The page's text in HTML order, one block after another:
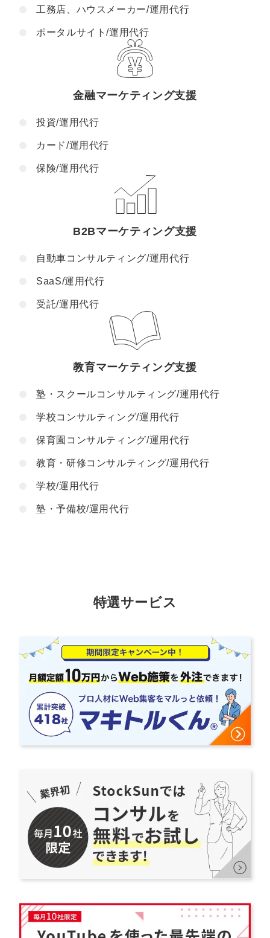
工務店、ハウスメーカー/運用代行
ポータルサイト/運用代行
金融マーケティング支援
投資/運用代行
カード/運用代行
保険/運用代行
B2Bマーケティング支援
自動車コンサルティング/運用代行
SaaS/運用代行
受託/運用代行
教育マーケティング支援
塾・スクールコンサルティング/運用代行
学校コンサルティング/運用代行
保育園コンサルティング/運用代行
教育・研修コンサルティング/運用代行
学校/運用代行
塾・予備校/運用代行
特選サービス